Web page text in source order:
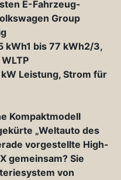
E-Fahrzeug-
Group
kWh1 bis 77 kWh2/3,
Leistung, Strom für
Kompaktmodell
„Weltauto des
vorgestellte High-
gemeinsam? Sie
von